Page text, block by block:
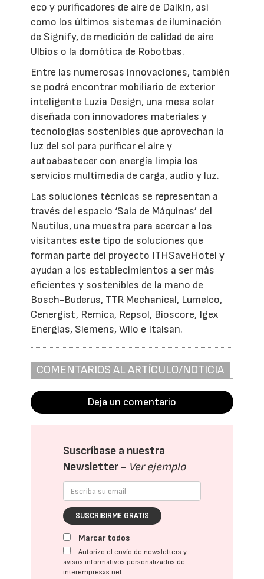
eco y purificadores de aire de Daikin, así
como los últimos sistemas de iluminación
de Signify, de medición de calidad de aire
Ulbios o la domótica de Robotbas.
Entre las numerosas innovaciones, también
se podrá encontrar mobiliario de exterior
inteligente Luzia Design, una mesa solar
diseñada con innovadores materiales y
tecnologías sostenibles que aprovechan la
luz del sol para purificar el aire y
autoabastecer con energía limpia los
servicios multimedia de carga, audio y luz.
Las soluciones técnicas se representan a
través del espacio ‘Sala de Máquinas’ del
Nautilus, una muestra para acercar a los
visitantes este tipo de soluciones que
forman parte del proyecto ITHSaveHotel y
ayudan a los establecimientos a ser más
eficientes y sostenibles de la mano de
Bosch-Buderus, TTR Mechanical, Lumelco,
Cenergist, Remica, Repsol, Bioscore, Igex
Energías, Siemens, Wilo e Italsan.
COMENTARIOS AL ARTÍCULO/NOTICIA
Deja un comentario
Suscríbase a nuestra
Newsletter - Ver ejemplo
SUSCRIBIRME GRATIS
Marcar todos
Autorizo el envío de newsletters y
avisos informativos personalizados de
interempresas.net